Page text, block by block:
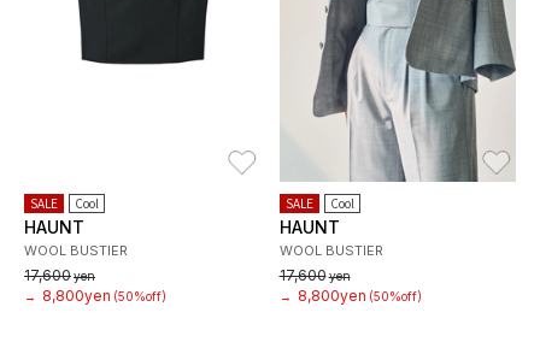
SALE Cool
HAUNT
WOOL BUSTIER
17,600yen
→
8,800yen (50%off)
SALE Cool
HAUNT
WOOL BUSTIER
17,600yen
→
8,800yen (50%off)